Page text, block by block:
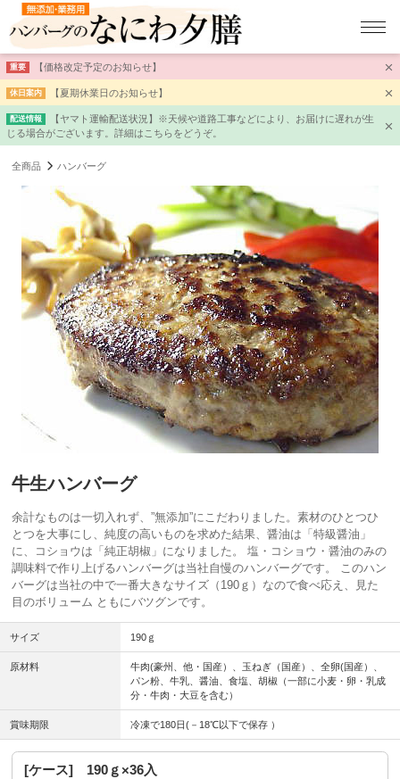
重要 【価格改定予定のお知らせ】
休日案内 【夏期休業日のお知らせ】
配送情報
【ヤマト運輸配送状況】※天候や道路工事などにより、お届けに遅れが生
じる場合がございます。詳細はこちらをどうぞ。
全商品 ハンバーグ
牛生ハンバーグ
余計なものは一切入れず、”無添加”にこだわりました。素材のひとつひ
とつを大事にし、純度の高いものを求めた結果、醤油は「特級醤油」
に、コショウは「純正胡椒」になりました。 塩・コショウ・醤油のみの
調味料で作り上げるハンバーグは当社自慢のハンバーグです。 このハン
バーグは当社の中で一番大きなサイズ（190ｇ）なので食べ応え、見た
目のボリューム ともにバツグンです。
サイズ 190ｇ
原材料
牛肉(豪州、他・国産）、玉ねぎ（国産）、全卵(国産）、
パン粉、牛乳、醤油、食塩、胡椒（一部に小麦・卵・乳成
分・牛肉・大豆を含む）
賞味期限 冷凍で180日(－18℃以下で保存 ）
[ケース] 190ｇ×36入